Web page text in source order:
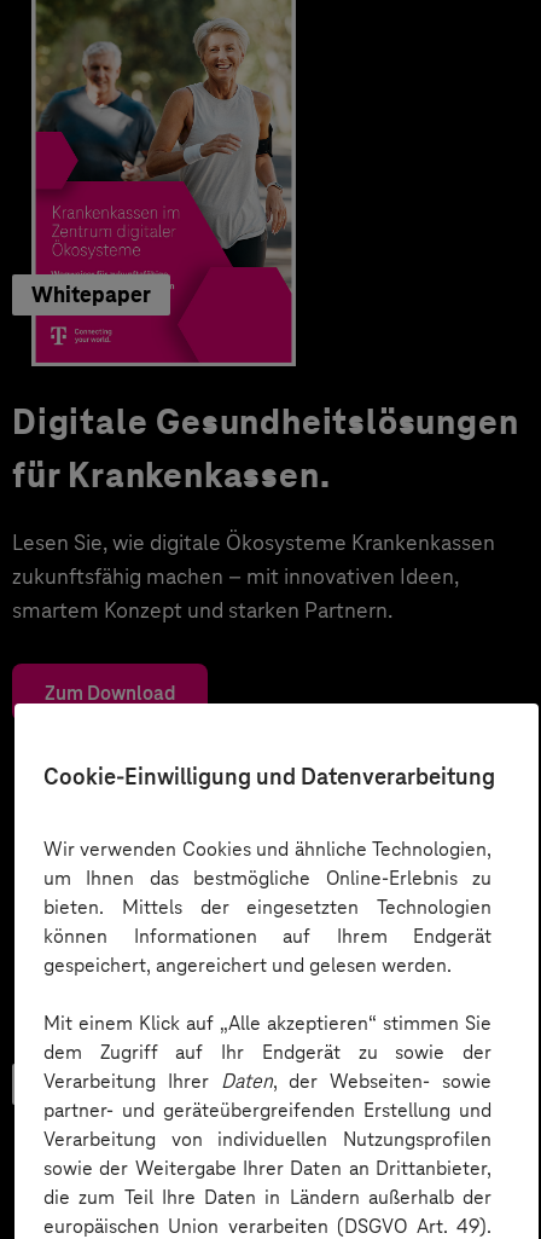
Cookie-Einwilligung und Datenverarbeitung
Wir verwenden Cookies und ähnliche Technologien,
um Ihnen das bestmögliche Online-Erlebnis zu
bieten. Mittels der eingesetzten Technologien
können Informationen auf Ihrem Endgerät
gespeichert, angereichert und gelesen werden.
Mit einem Klick auf „Alle akzeptieren“ stimmen Sie
dem Zugriff auf Ihr Endgerät zu sowie der
Verarbeitung Ihrer Daten, der Webseiten- sowie
partner- und geräteübergreifenden Erstellung und
Verarbeitung von individuellen Nutzungsprofilen
sowie der Weitergabe Ihrer Daten an Drittanbieter,
die zum Teil Ihre Daten in Ländern außerhalb der
europäischen Union verarbeiten (DSGVO Art. 49).
Whitepaper
Digitale Gesundheitslösungen
für Krankenkassen.
Lesen Sie, wie digitale Ökosysteme Krankenkassen
zukunftsfähig machen – mit innovativen Ideen,
smartem Konzept und starken Partnern.
Zum Download
Checkliste
Datenschutz in KI-Projekten